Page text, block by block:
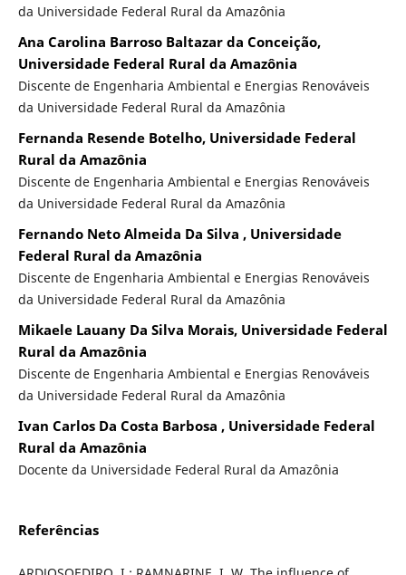
da Universidade Federal Rural da Amazônia
Ana Carolina Barroso Baltazar da Conceição,
Universidade Federal Rural da Amazônia
Discente de Engenharia Ambiental e Energias Renováveis
da Universidade Federal Rural da Amazônia
Fernanda Resende Botelho, Universidade Federal
Rural da Amazônia
Discente de Engenharia Ambiental e Energias Renováveis
da Universidade Federal Rural da Amazônia
Fernando Neto Almeida Da Silva , Universidade
Federal Rural da Amazônia
Discente de Engenharia Ambiental e Energias Renováveis
da Universidade Federal Rural da Amazônia
Mikaele Lauany Da Silva Morais, Universidade Federal
Rural da Amazônia
Discente de Engenharia Ambiental e Energias Renováveis
da Universidade Federal Rural da Amazônia
Ivan Carlos Da Costa Barbosa , Universidade Federal
Rural da Amazônia
Docente da Universidade Federal Rural da Amazônia
Referências